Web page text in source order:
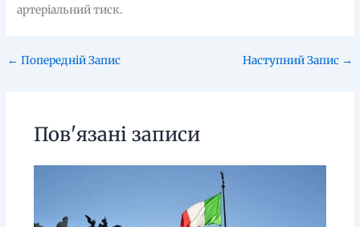
артеріальний тиск.
← Попередній Запис Наступний Запис →
Пов'язані записи